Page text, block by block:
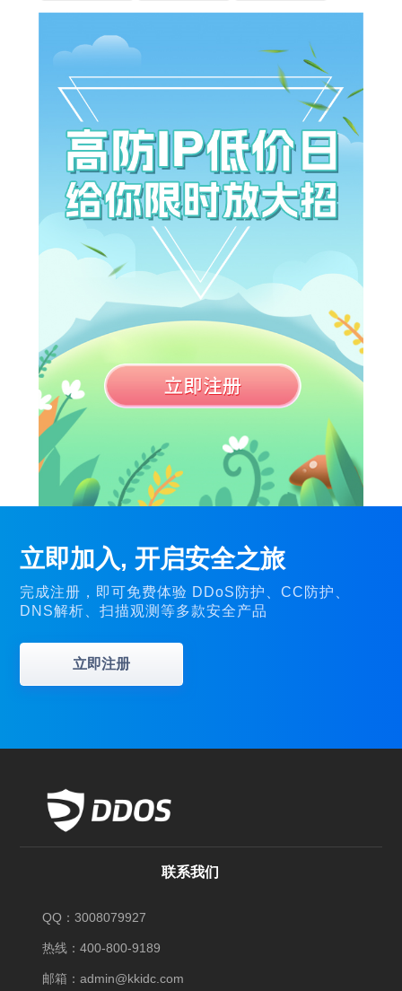
立即加入, 开启安全之旅
完成注册，即可免费体验 DDoS防护、CC防护、
DNS解析、扫描观测等多款安全产品
立即注册
联系我们
QQ：3008079927
热线：400-800-9189
邮箱：admin@kkidc.com